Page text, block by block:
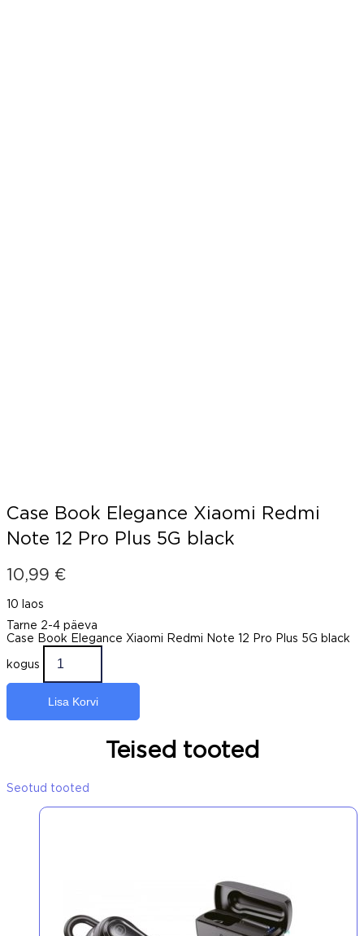
Case Book Elegance Xiaomi Redmi
Note 12 Pro Plus 5G black
10,99 €
10 laos
Tarne 2-4 päeva
Case Book Elegance Xiaomi Redmi Note 12 Pro Plus 5G black
kogus
Lisa Korvi
Teised tooted
Seotud tooted